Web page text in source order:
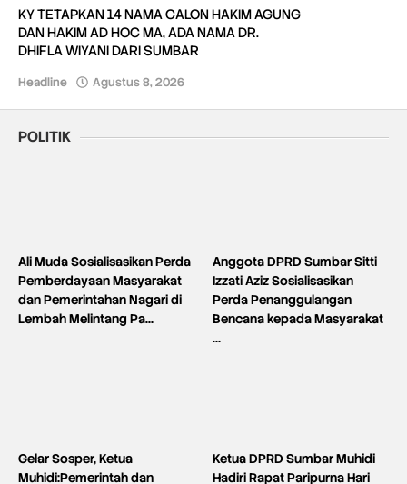
KY TETAPKAN 14 NAMA CALON HAKIM AGUNG
DAN HAKIM AD HOC MA, ADA NAMA DR.
DHIFLA WIYANI DARI SUMBAR
Headline Agustus 8, 2026
POLITIK
Ali Muda Sosialisasikan Perda
Pemberdayaan Masyarakat
dan Pemerintahan Nagari di
Lembah Melintang Pa…
Anggota DPRD Sumbar Sitti
Izzati Aziz Sosialisasikan
Perda Penanggulangan
Bencana kepada Masyarakat
…
Gelar Sosper, Ketua
Muhidi:Pemerintah dan
Ketua DPRD Sumbar Muhidi
Hadiri Rapat Paripurna Hari